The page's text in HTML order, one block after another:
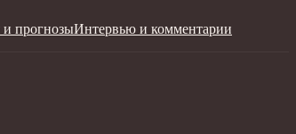
прогнозыИнтервью и комментарии